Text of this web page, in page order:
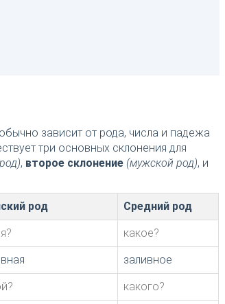
зависит от рода, числа и падежа
три основных склонения для
, второе склонение (мужской род), и
род Средний род
какое?
заливное
какого?